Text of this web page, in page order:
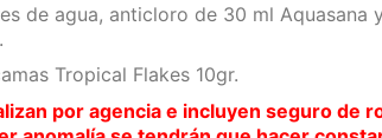
de agua, anticloro de 30 ml Aquasana
Tropical Flakes 10gr.
por agencia e incluyen seguro de